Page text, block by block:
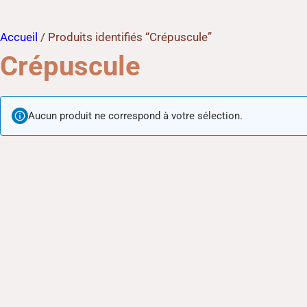
Accueil / Produits identifiés “Crépuscule”
Crépuscule
Aucun produit ne correspond à votre sélection.